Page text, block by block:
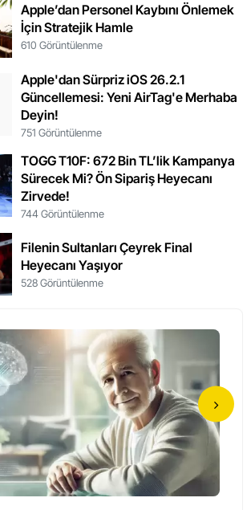
Apple’dan Personel Kaybını Önlemek
İçin Stratejik Hamle
610 Görüntülenme
Apple'dan Sürpriz iOS 26.2.1
Güncellemesi: Yeni AirTag'e Merhaba
Deyin!
751 Görüntülenme
TOGG T10F: 672 Bin TL’lik Kampanya
Sürecek Mi? Ön Sipariş Heyecanı
Zirvede!
744 Görüntülenme
Filenin Sultanları Çeyrek Final
Heyecanı Yaşıyor
528 Görüntülenme